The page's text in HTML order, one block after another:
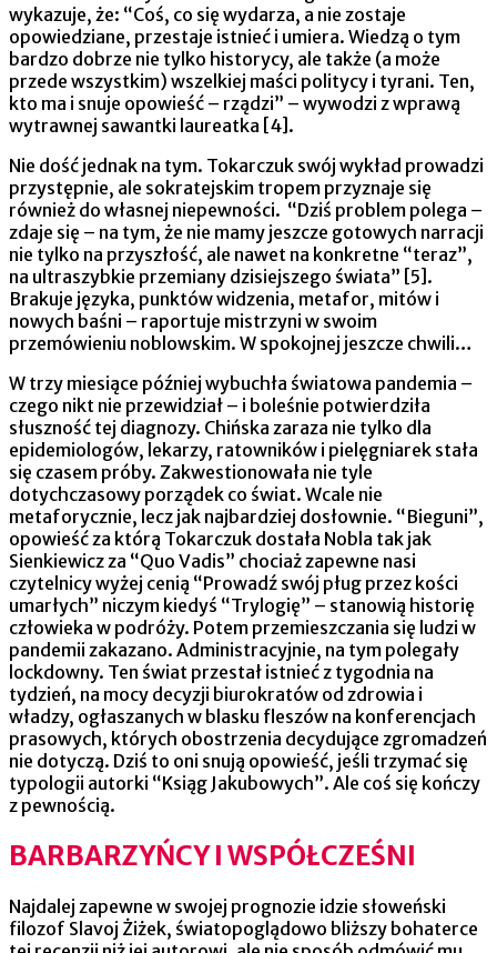
wykazuje, że: “Coś, co się wydarza, a nie zostaje
opowiedziane, przestaje istnieć i umiera. Wiedzą o tym
bardzo dobrze nie tylko historycy, ale także (a może
przede wszystkim) wszelkiej maści politycy i tyrani. Ten,
kto ma i snuje opowieść – rządzi” – wywodzi z wprawą
wytrawnej sawantki laureatka [4].
Nie dość jednak na tym. Tokarczuk swój wykład prowadzi
przystępnie, ale sokratejskim tropem przyznaje się
również do własnej niepewności. “Dziś problem polega –
zdaje się – na tym, że nie mamy jeszcze gotowych narracji
nie tylko na przyszłość, ale nawet na konkretne “teraz”,
na ultraszybkie przemiany dzisiejszego świata” [5].
Brakuje języka, punktów widzenia, metafor, mitów i
nowych baśni – raportuje mistrzyni w swoim
przemówieniu noblowskim. W spokojnej jeszcze chwili…
W trzy miesiące później wybuchła światowa pandemia –
czego nikt nie przewidział – i boleśnie potwierdziła
słuszność tej diagnozy. Chińska zaraza nie tylko dla
epidemiologów, lekarzy, ratowników i pielęgniarek stała
się czasem próby. Zakwestionowała nie tyle
dotychczasowy porządek co świat. Wcale nie
metaforycznie, lecz jak najbardziej dosłownie. “Bieguni”,
opowieść za którą Tokarczuk dostała Nobla tak jak
Sienkiewicz za “Quo Vadis” chociaż zapewne nasi
czytelnicy wyżej cenią “Prowadź swój pług przez kości
umarłych” niczym kiedyś “Trylogię” – stanowią historię
człowieka w podróży. Potem przemieszczania się ludzi w
pandemii zakazano. Administracyjnie, na tym polegały
lockdowny. Ten świat przestał istnieć z tygodnia na
tydzień, na mocy decyzji biurokratów od zdrowia i
władzy, ogłaszanych w blasku fleszów na konferencjach
prasowych, których obostrzenia decydujące zgromadzeń
nie dotyczą. Dziś to oni snują opowieść, jeśli trzymać się
typologii autorki “Ksiąg Jakubowych”. Ale coś się kończy
z pewnością.
BARBARZYŃCY I WSPÓŁCZEŚNI
Najdalej zapewne w swojej prognozie idzie słoweński
filozof Slavoj Żiżek, światopoglądowo bliższy bohaterce